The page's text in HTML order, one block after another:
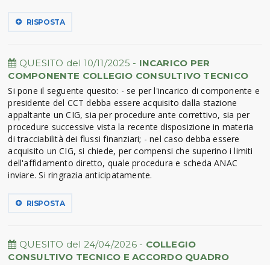
RISPOSTA
QUESITO del 10/11/2025 - INCARICO PER
COMPONENTE COLLEGIO CONSULTIVO TECNICO
Si pone il seguente quesito: - se per l'incarico di componente e
presidente del CCT debba essere acquisito dalla stazione
appaltante un CIG, sia per procedure ante correttivo, sia per
procedure successive vista la recente disposizione in materia
di tracciabilità dei flussi finanziari; - nel caso debba essere
acquisito un CIG, si chiede, per compensi che superino i limiti
dell'affidamento diretto, quale procedura e scheda ANAC
inviare. Si ringrazia anticipatamente.
RISPOSTA
QUESITO del 24/04/2026 - COLLEGIO
CONSULTIVO TECNICO E ACCORDO QUADRO